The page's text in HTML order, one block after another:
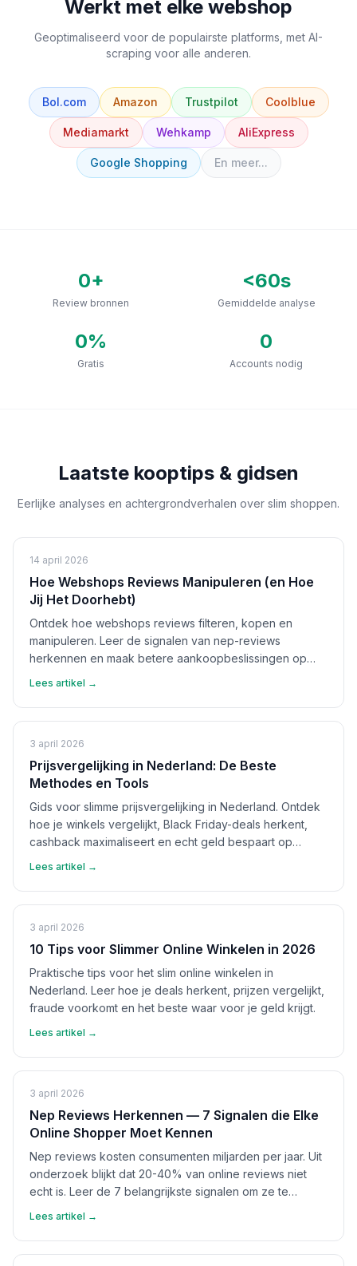
Werkt met elke webshop
Geoptimaliseerd voor de populairste platforms, met AI-
scraping voor alle anderen.
Bol.com Amazon Trustpilot Coolblue
Mediamarkt Wehkamp AliExpress
Google Shopping En meer...
0+
Review bronnen
<60s
Gemiddelde analyse
0%
Gratis
0
Accounts nodig
Laatste kooptips & gidsen
Eerlijke analyses en achtergrondverhalen over slim shoppen.
14 april 2026
Hoe Webshops Reviews Manipuleren (en Hoe
Jij Het Doorhebt)
Ontdek hoe webshops reviews filteren, kopen en
manipuleren. Leer de signalen van nep-reviews
herkennen en maak betere aankoopbeslissingen op
Lees artikel →
3 april 2026
Prijsvergelijking in Nederland: De Beste
Methodes en Tools
Gids voor slimme prijsvergelijking in Nederland. Ontdek
hoe je winkels vergelijkt, Black Friday-deals herkent,
cashback maximaliseert en echt geld bespaart op
Lees artikel →
3 april 2026
10 Tips voor Slimmer Online Winkelen in 2026
Praktische tips voor het slim online winkelen in
Nederland. Leer hoe je deals herkent, prijzen vergelijkt,
fraude voorkomt en het beste waar voor je geld krijgt.
Lees artikel →
3 april 2026
Nep Reviews Herkennen — 7 Signalen die Elke
Online Shopper Moet Kennen
Nep reviews kosten consumenten miljarden per jaar. Uit
onderzoek blijkt dat 20-40% van online reviews niet
echt is. Leer de 7 belangrijkste signalen om ze te
Lees artikel →